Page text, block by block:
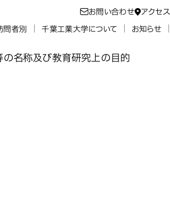
お問い合わせ アクセス
問者別 千葉工業大学について お知らせ
の名称及び教育研究上の目的
専攻の名称